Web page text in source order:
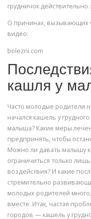
грудничок действительно
О причинах, вызывающих
видео:
bolezni.com
кашля у
Часто молодые родители
начался кашель у
малыша? Какие меры
предпринять, чтобы
Можно ли давать малышу
ограничиться только
воздействия? И какие
стремительно
молодых родителей
вместе. Итак, частая
городов — кашель у